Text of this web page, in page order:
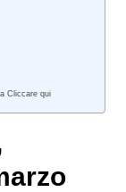
Cliccare qui